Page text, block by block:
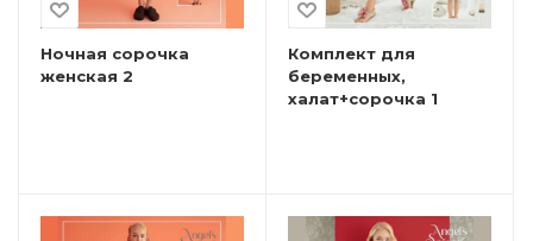
Ночная сорочка
женская 2
Комплект для
беременных,
халат+сорочка 1